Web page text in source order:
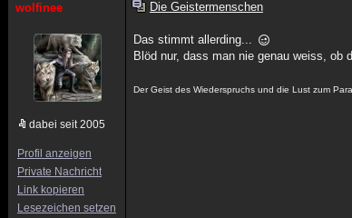
wolfinee
dabei seit 2005
Profil anzeigen
Private Nachricht
Link kopieren
Lesezeichen setzen
Die Geistermenschen
Das stimmt allerding...
Blöd nur, dass man nie genau weiss, ob
Der Geist des Wiederspruchs und die Lust zum